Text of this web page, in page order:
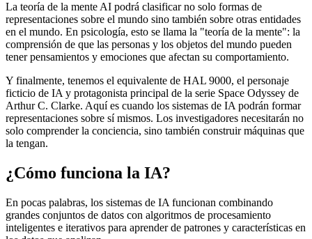
La teoría de la mente AI podrá clasificar no solo formas de
representaciones sobre el mundo sino también sobre otras entidades
en el mundo. En psicología, esto se llama la "teoría de la mente": la
comprensión de que las personas y los objetos del mundo pueden
tener pensamientos y emociones que afectan su comportamiento.
Y finalmente, tenemos el equivalente de HAL 9000, el personaje
ficticio de IA y protagonista principal de la serie Space Odyssey de
Arthur C. Clarke. Aquí es cuando los sistemas de IA podrán formar
representaciones sobre sí mismos. Los investigadores necesitarán no
solo comprender la conciencia, sino también construir máquinas que
la tengan.
¿Cómo funciona la IA?
En pocas palabras, los sistemas de IA funcionan combinando
grandes conjuntos de datos con algoritmos de procesamiento
inteligentes e iterativos para aprender de patrones y características en